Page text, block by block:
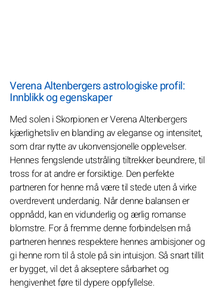
Verena Altenbergers astrologiske profil:
Innblikk og egenskaper
Med solen i Skorpionen er Verena Altenbergers
kjærlighetsliv en blanding av eleganse og intensitet,
som drar nytte av ukonvensjonelle opplevelser.
Hennes fengslende utstråling tiltrekker beundrere, til
tross for at andre er forsiktige. Den perfekte
partneren for henne må være til stede uten å virke
overdrevent underdanig. Når denne balansen er
oppnådd, kan en vidunderlig og ærlig romanse
blomstre. For å fremme denne forbindelsen må
partneren hennes respektere hennes ambisjoner og
gi henne rom til å stole på sin intuisjon. Så snart tillit
er bygget, vil det å akseptere sårbarhet og
hengivenhet føre til dypere oppfyllelse.